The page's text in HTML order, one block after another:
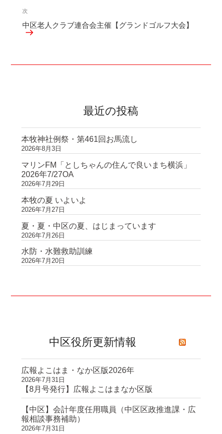
ビ
ゲ
ョ
稿
次
の
次
中区老人クラブ連合会主催【グランドゴルフ大会】
最近の投稿
本牧神社例祭・第461回お馬流し
2026年8月3日
マリンFM「としちゃんの住んで良いまち横浜」
2026年7/27OA
2026年7月29日
本牧の夏 いよいよ
2026年7月27日
夏・夏・中区の夏、はじまっています
2026年7月26日
水防・水難救助訓練
2026年7月20日
中区役所更新情報
広報よこはま・なか区版2026年
2026年7月31日
【8月号発行】広報よこはまなか区版
【中区】会計年度任用職員（中区区政推進課・広
報相談事務補助）
2026年7月31日